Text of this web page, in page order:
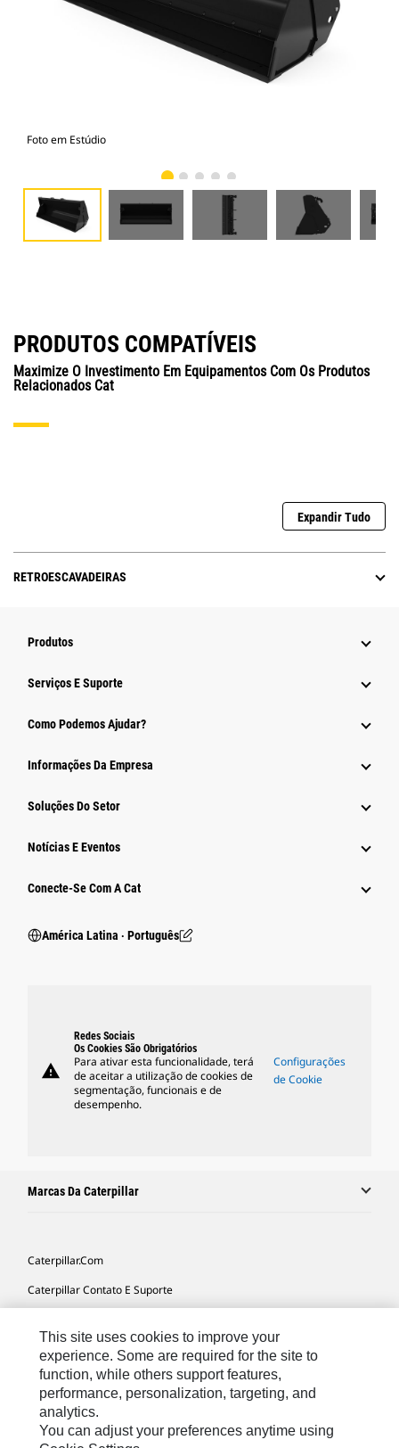
Foto em Estúdio
PRODUTOS COMPATÍVEIS
Maximize O Investimento Em Equipamentos Com Os Produtos
Relacionados Cat
Expandir Tudo
RETROESCAVADEIRAS
Produtos
Serviços E Suporte
Como Podemos Ajudar?
Informações Da Empresa
Soluções Do Setor
Notícias E Eventos
Conecte-Se Com A Cat
América Latina ‧ Português
warning
Redes Sociais
Os Cookies São Obrigatórios
Para ativar esta funcionalidade, terá
de aceitar a utilização de cookies de
segmentação, funcionais e de
desempenho.
Configurações
de Cookie
Marcas Da Caterpillar
Caterpillar.com
Caterpillar Contato E Suporte
Mapa Do Local
Cookie Settings
Legal
Privacidade
This site uses cookies to improve your
experience. Some are required for the site to
function, while others support features,
performance, personalization, targeting, and
analytics.
You can adjust your preferences anytime using